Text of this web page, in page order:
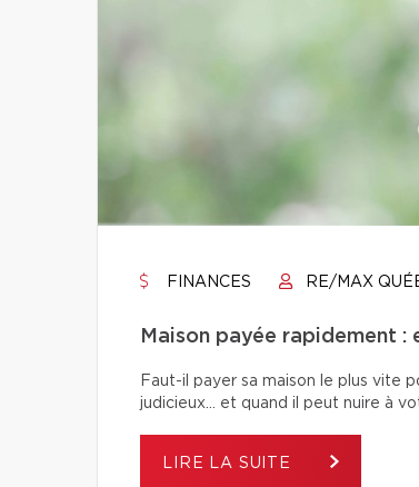
FINANCES RE/MAX
Maison payée rapidement
Faut-il payer sa maison le plus vite
judicieux… et quand il peut nuire à
LIRE LA SUITE